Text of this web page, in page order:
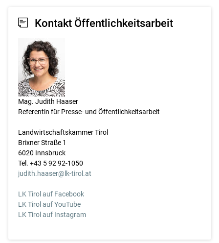
Kontakt Öffentlichkeitsarbeit
Mag. Judith Haaser
Referentin für Presse- und Öffentlichkeitsarbeit
Landwirtschaftskammer Tirol
Brixner Straße 1
6020 Innsbruck
Tel. +43 5 92 92-1050
judith.haaser@lk-tirol.at
LK Tirol auf Facebook
LK Tirol auf YouTube
LK Tirol auf Instagram